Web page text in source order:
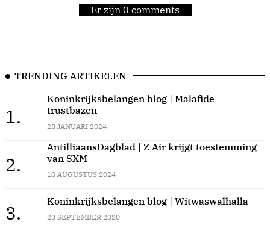
Er zijn 0 comments
TRENDING ARTIKELEN
1.
Koninkrijksbelangen blog | Malafide
trustbazen
28 JANUARI 2024
2.
AntilliaansDagblad | Z Air krijgt toestemming
van SXM
10 AUGUSTUS 2024
3.
Koninkrijksbelangen blog | Witwaswalhalla
23 SEPTEMBER 2020